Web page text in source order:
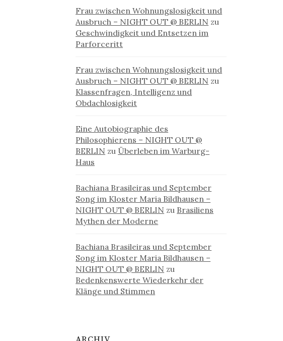
Frau zwischen Wohnungslosigkeit und
Ausbruch – NIGHT OUT @ BERLIN zu
Geschwindigkeit und Entsetzen im
Parforceritt
Frau zwischen Wohnungslosigkeit und
Ausbruch – NIGHT OUT @ BERLIN zu
Klassenfragen, Intelligenz und
Obdachlosigkeit
Eine Autobiographie des
Philosophierens – NIGHT OUT @
BERLIN zu Überleben im Warburg-
Haus
Bachiana Brasileiras und September
Song im Kloster Maria Bildhausen –
NIGHT OUT @ BERLIN zu Brasiliens
Mythen der Moderne
Bachiana Brasileiras und September
Song im Kloster Maria Bildhausen –
NIGHT OUT @ BERLIN zu
Bedenkenswerte Wiederkehr der
Klänge und Stimmen